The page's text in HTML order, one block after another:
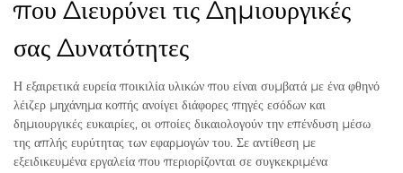
που Διευρύνει τις Δημιουργικές
σας Δυνατότητες
Η εξαιρετικά ευρεία ποικιλία υλικών που είναι συμβατά με ένα φθηνό
λέιζερ μηχάνημα κοπής ανοίγει διάφορες πηγές εσόδων και
δημιουργικές ευκαιρίες, οι οποίες δικαιολογούν την επένδυση μέσω
της απλής ευρύτητας των εφαρμογών του. Σε αντίθεση με
εξειδικευμένα εργαλεία που περιορίζονται σε συγκεκριμένα